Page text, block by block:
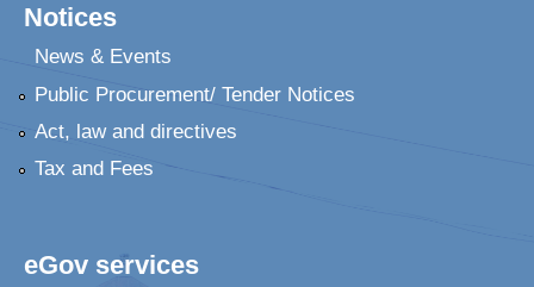
Notices
News & Events
Public Procurement/ Tender Notices
Act, law and directives
Tax and Fees
eGov services